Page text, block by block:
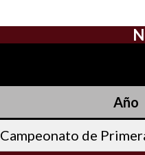
Año
Campeonato de